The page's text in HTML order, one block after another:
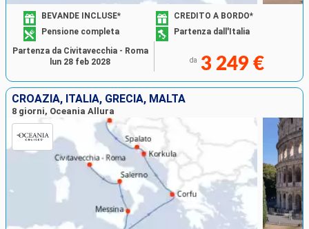
BEVANDE INCLUSE*
CREDITO A BORDO*
Pensione completa
Partenza dall'Italia
da 3 249 €
Partenza da Civitavecchia - Roma
lun 28 feb 2028
CROAZIA, ITALIA, GRECIA, MALTA
8 giorni, Oceania Allura